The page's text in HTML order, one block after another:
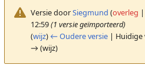
Versie doorSiegmund (overleg |
12:59(1 versie geïmporteerd)
(wijz) ← Oudere versie| Huidige
→ (wijz)